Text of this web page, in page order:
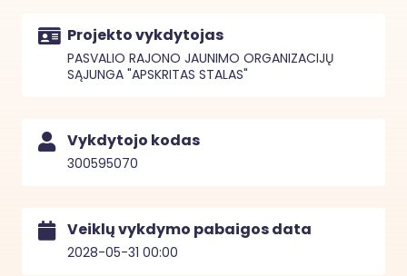
Projekto vykdytojas
PASVALIO RAJONO JAUNIMO ORGANIZACIJŲ
SĄJUNGA "APSKRITAS STALAS"
Vykdytojo kodas
300595070
Veiklų vykdymo pabaigos data
2028-05-31 00:00